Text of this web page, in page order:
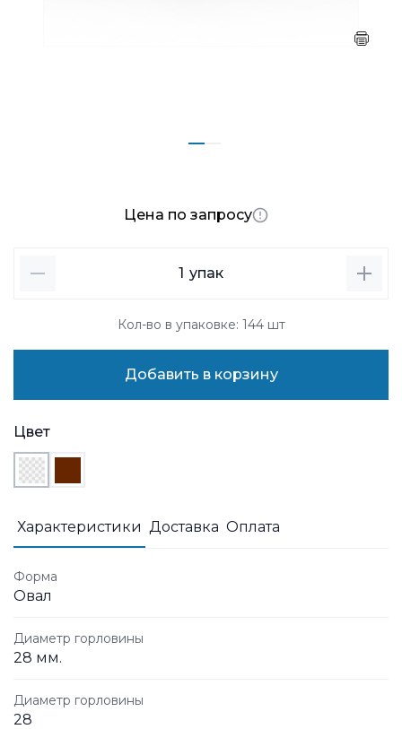
Цвет
Цена по запросу
1 упак
Кол-во в упаковке: 144 шт
Добавить в корзину
Характеристики Доставка Оплата
Форма
Овал
Диаметр горловины
28 мм.
Диаметр горловины
28